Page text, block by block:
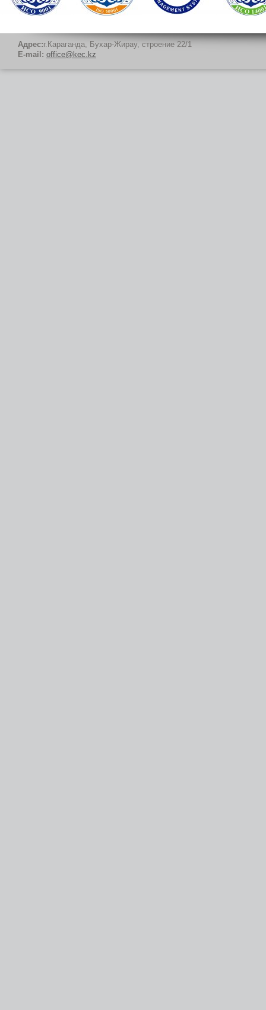
Адрес:г.Караганда, Бухар-Жирау, строение 22/1
E-mail: office@kec.kz